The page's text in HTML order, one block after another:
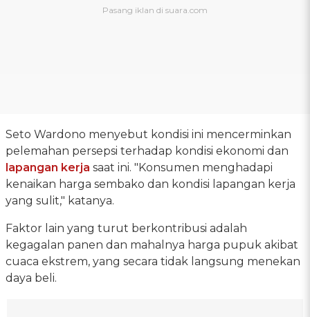
Seto Wardono menyebut kondisi ini mencerminkan
pelemahan persepsi terhadap kondisi ekonomi dan
lapangan kerja saat ini. "Konsumen menghadapi
kenaikan harga sembako dan kondisi lapangan kerja
yang sulit," katanya.
Faktor lain yang turut berkontribusi adalah
kegagalan panen dan mahalnya harga pupuk akibat
cuaca ekstrem, yang secara tidak langsung menekan
daya beli.